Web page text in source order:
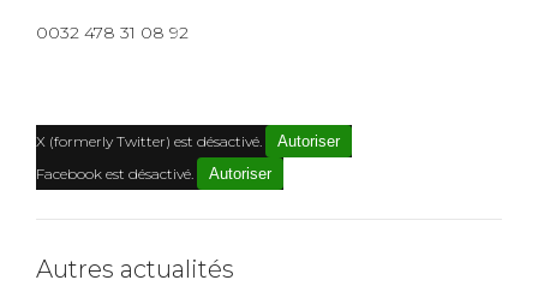
0032 478 31 08 92
X (formerly Twitter) est désactivé.
Autoriser
Facebook est désactivé.
Autoriser
Autres actualités